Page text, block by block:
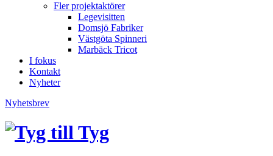
Fler projektaktörer
Legevisitten
Domsjö Fabriker
Västgöta Spinneri
Marbäck Tricot
I fokus
Kontakt
Nyheter
Nyhetsbrev